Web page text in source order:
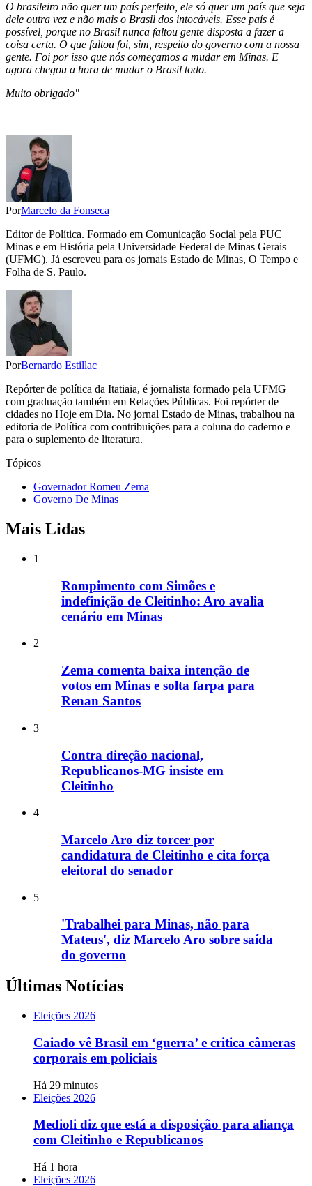
O brasileiro não quer um país perfeito, ele só quer um país que seja
dele outra vez e não mais o Brasil dos intocáveis. Esse país é
possível, porque no Brasil nunca faltou gente disposta a fazer a
coisa certa. O que faltou foi, sim, respeito do governo com a nossa
gente. Foi por isso que nós começamos a mudar em Minas. E
agora chegou a hora de mudar o Brasil todo.
Muito obrigado"
PorMarcelo da Fonseca
Editor de Política. Formado em Comunicação Social pela PUC
Minas e em História pela Universidade Federal de Minas Gerais
(UFMG). Já escreveu para os jornais Estado de Minas, O Tempo e
Folha de S. Paulo.
PorBernardo Estillac
Repórter de política da Itatiaia, é jornalista formado pela UFMG
com graduação também em Relações Públicas. Foi repórter de
cidades no Hoje em Dia. No jornal Estado de Minas, trabalhou na
editoria de Política com contribuições para a coluna do caderno e
para o suplemento de literatura.
Tópicos
Governador Romeu Zema
Governo De Minas
Mais Lidas
1
Rompimento com Simões e
indefinição de Cleitinho: Aro avalia
cenário em Minas
2
Zema comenta baixa intenção de
votos em Minas e solta farpa para
Renan Santos
3
Contra direção nacional,
Republicanos-MG insiste em
Cleitinho
4
Marcelo Aro diz torcer por
candidatura de Cleitinho e cita força
eleitoral do senador
5
'Trabalhei para Minas, não para
Mateus', diz Marcelo Aro sobre saída
do governo
Últimas Notícias
Eleições 2026
Caiado vê Brasil em ‘guerra’ e critica câmeras
corporais em policiais
Há 29 minutos
Eleições 2026
Medioli diz que está a disposição para aliança
com Cleitinho e Republicanos
Há 1 hora
Eleições 2026